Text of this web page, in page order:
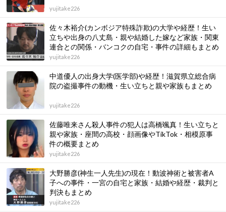
yujitake226
佐々木裕介(カンボジア特殊詐欺)の大学や経歴！生い
立ちや出身の八丈島・親や結婚した嫁など家族・関東
連合との関係・バンコクの自宅・事件の詳細もまとめ
yujitake226
中道優人の出身大学(医学部)や経歴！滋賀県立総合病
院の盗撮事件の動機・生い立ちと親や家族もまとめ
yujitake226
佐藤唯来さん殺人事件の犯人は高橋颯真！生い立ちと
親や家族・座間の高校・顔画像やTikTok・相模原事
件の概要まとめ
yujitake226
大野勝彦(神生一人先生)の現在！動波神術と被害者A
子への事件・一宮の自宅と家族・結婚や経歴・裁判と
判決もまとめ
yujitake226